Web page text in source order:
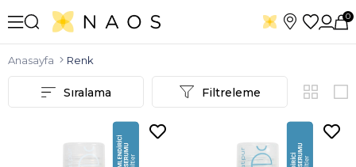
0
Anasayfa Renk
Filtreleme
Sıralama